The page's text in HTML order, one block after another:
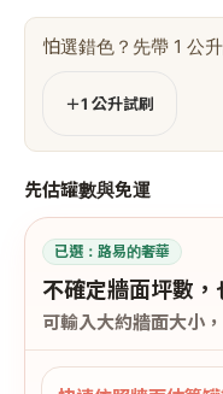
怕選錯色？先帶 1 公
＋1 公升試刷
先估罐數與免運
已選： 路易的奢華
不確定牆面坪數
可輸入大約牆面大小